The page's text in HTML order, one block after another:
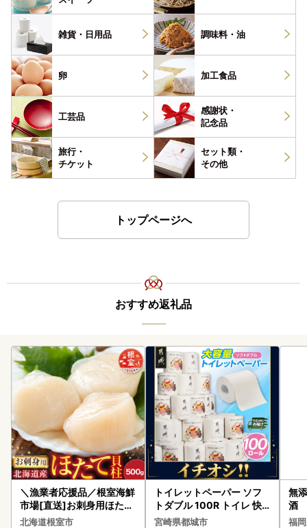
雑貨・ 日用品 調味料・ 油
卵 加工食品
工芸品
感謝状・
記念品
旅行・
チケット
セット類・
その他
トップページへ
おすすめ返礼品
＼漁業者応援品／根室海鮮
市場[直送]お刺身用ほたて
貝柱500g A-28002
北海道根室市
トイレットペーパー ソフ
トダブル 100R トイレ 快
速〔12-I5-TP100-R〕
宮崎県都城市
無
酒
福